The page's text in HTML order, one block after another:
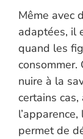
Même avec
adaptées, il
quand les
consommer.
nuire à la
certains
permet de